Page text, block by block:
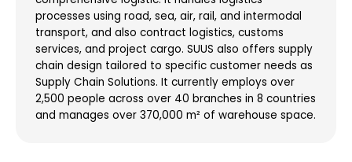
processes using road, sea, air, rail, and intermodal
transport, and also contract logistics, customs
services, and project cargo. SUUS also offers supply
chain design tailored to specific customer needs as
Supply Chain Solutions. It currently employs over
2,500 people across over 40 branches in 8 countries
and manages over 370,000 m² of warehouse space.